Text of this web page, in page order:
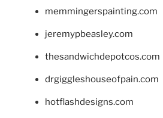
memmingerspainting.com
jeremypbeasley.com
thesandwichdepotcos.com
drgiggleshouseofpain.com
hotflashdesigns.com